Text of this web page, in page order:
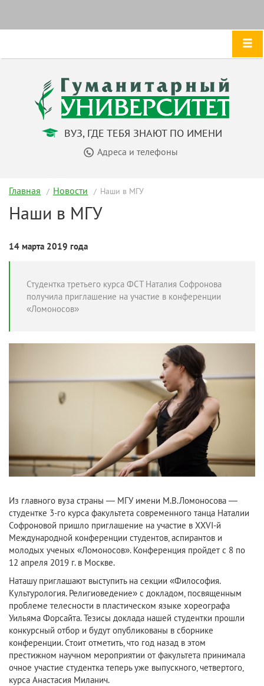
ВУЗ, ГДЕ ТЕБЯ ЗНАЮТ ПО ИМЕНИ
Адреса и телефоны
Главная Новости Наши в МГУ
Наши в МГУ
14 марта 2019 года
Студентка третьего курса ФСТ Наталия Софронова
получила приглашение на участие в конференции
«Ломоносов»
Из главного вуза страны — МГУ имени М.В.Ломоносова —
студентке 3-го курса факультета современного танца Наталии
Софроновой пришло приглашение на участие в XXVI-й
Международной конференции студентов, аспирантов и
молодых ученых «Ломоносов». Конференция пройдет с 8 по
12 апреля 2019 г. в Москве.
Наташу приглашают выступить на секции «Философия.
Культурология. Религиоведение» с докладом, посвященным
проблеме телесности в пластическом языке хореографа
Уильяма Форсайта. Тезисы доклада нашей студентки прошли
конкурсный отбор и будут опубликованы в сборнике
конференции. Стоит отметить, что год назад в этом
престижном научном мероприятии от факультета принимала
очное участие студентка теперь уже выпускного, четвертого,
курса Анастасия Миланич.